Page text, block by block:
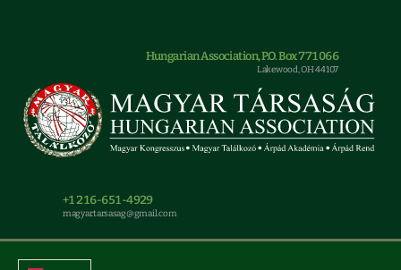
Hungarian Association, P.O. Box 771066
Lakewood, OH 44107
+1 216-651-4929
magyar.tarsasag@gmail.com